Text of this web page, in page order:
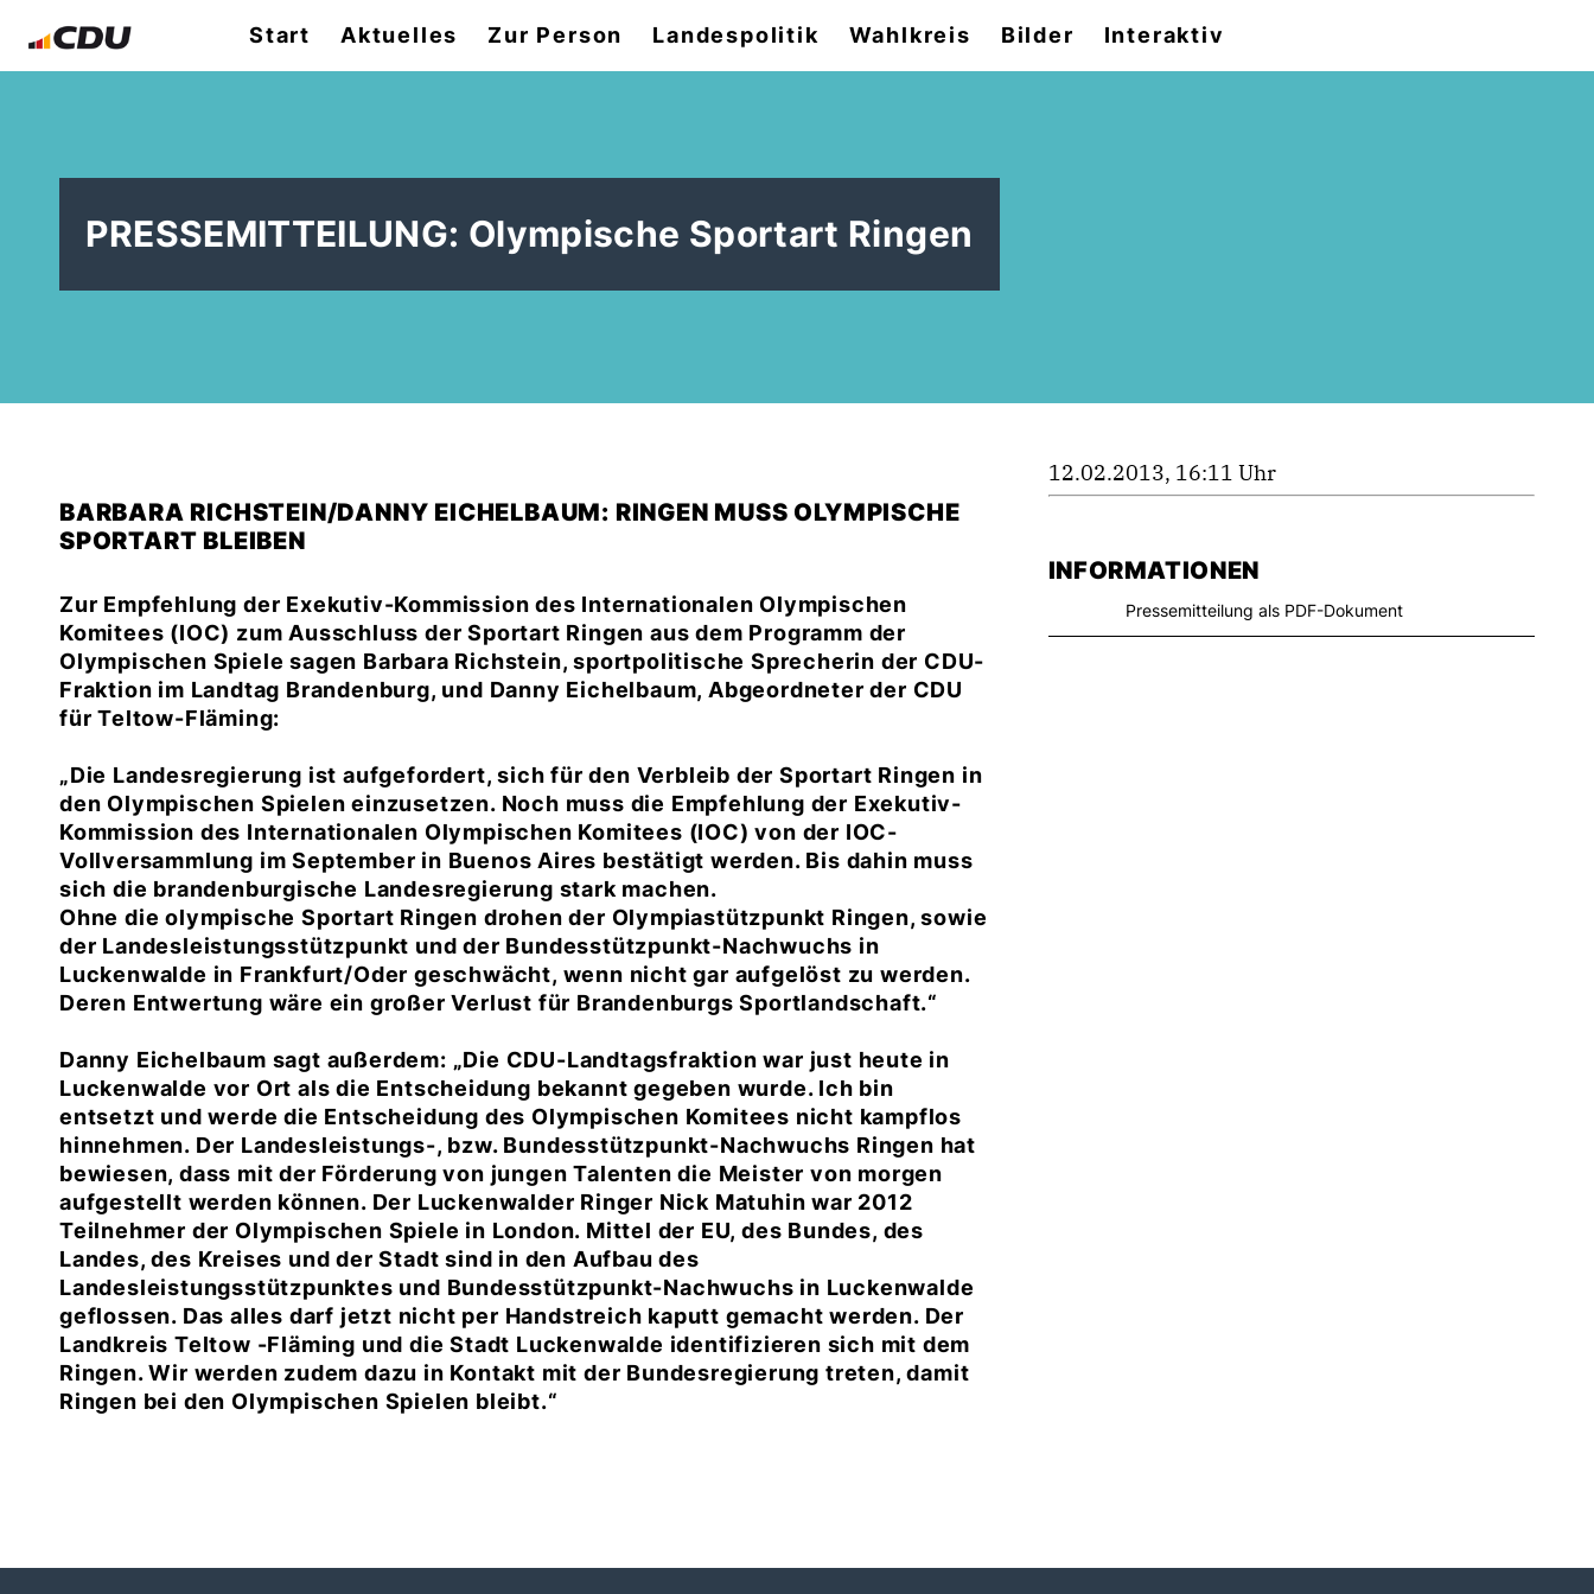
Start Aktuelles Zur Person Landespolitik Wahlkreis Bilder Interaktiv
PRESSEMITTEILUNG: Olympische Sportart Ringen
BARBARA RICHSTEIN/DANNY EICHELBAUM: RINGEN MUSS OLYMPISCHE
SPORTART BLEIBEN
Zur Empfehlung der Exekutiv-Kommission des Internationalen Olympischen
Komitees (IOC) zum Ausschluss der Sportart Ringen aus dem Programm der
Olympischen Spiele sagen Barbara Richstein, sportpolitische Sprecherin der CDU-
Fraktion im Landtag Brandenburg, und Danny Eichelbaum, Abgeordneter der CDU
für Teltow-Fläming:
Die Landesregierung ist aufgefordert, sich für den Verbleib der Sportart Ringen in
den Olympischen Spielen einzusetzen. Noch muss die Empfehlung der Exekutiv-
Kommission des Internationalen Olympischen Komitees (IOC) von der IOC-
Vollversammlung im September in Buenos Aires bestätigt werden. Bis dahin muss
sich die brandenburgische Landesregierung stark machen.
Ohne die olympische Sportart Ringen drohen der Olympiastützpunkt Ringen, sowie
der Landesleistungsstützpunkt und der Bundesstützpunkt-Nachwuchs in
Luckenwalde in Frankfurt/Oder geschwächt, wenn nicht gar aufgelöst zu werden.
Deren Entwertung wäre ein großer Verlust für Brandenburgs Sportlandschaft.“
Danny Eichelbaum sagt außerdem: „Die CDU-Landtagsfraktion war just heute in
Luckenwalde vor Ort als die Entscheidung bekannt gegeben wurde. Ich bin
entsetzt und werde die Entscheidung des Olympischen Komitees nicht kampflos
hinnehmen. Der Landesleistungs-, bzw. Bundesstützpunkt-Nachwuchs Ringen hat
bewiesen, dass mit der Förderung von jungen Talenten die Meister von morgen
aufgestellt werden können. Der Luckenwalder Ringer Nick Matuhin war 2012
Teilnehmer der Olympischen Spiele in London. Mittel der EU, des Bundes, des
Landes, des Kreises und der Stadt sind in den Aufbau des
Landesleistungsstützpunktes und Bundesstützpunkt-Nachwuchs in Luckenwalde
geflossen. Das alles darf jetzt nicht per Handstreich kaputt gemacht werden. Der
Landkreis Teltow -Fläming und die Stadt Luckenwalde identifizieren sich mit dem
Ringen. Wir werden zudem dazu in Kontakt mit der Bundesregierung treten, damit
Ringen bei den Olympischen Spielen bleibt.“
12.02.2013, 16:11 Uhr
INFORMATIONEN
Pressemitteilung als PDF-Dokument